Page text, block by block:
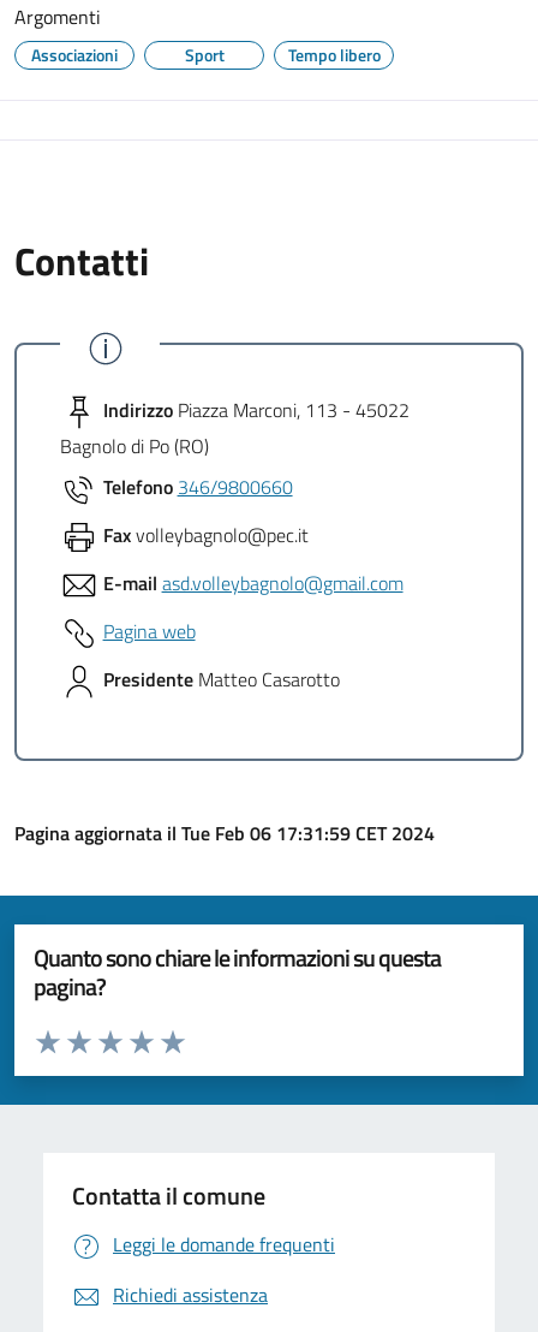
Argomenti
Associazioni Sport Tempo libero
Contatti
IndirizzoPiazza Marconi, 113 - 45022
Bagnolo di Po (RO)
Telefono 346/9800660
Faxvolleybagnolo@pec.it
E-mail asd.volleybagnolo@gmail.com
Pagina web
PresidenteMatteo Casarotto
Pagina aggiornata il Tue Feb 06 17:31:59 CET 2024
Quanto sono chiare le informazioni su questa
pagina?
Valuta da 1 a 5 stelle la pagina
Valuta 5 stelle su 5
Valuta 4 stelle su 5
Valuta 3 stelle su 5
Valuta 2 stelle su 5
Valuta 1 stelle su 5
Contatta il comune
Leggi le domande frequenti
Richiedi assistenza